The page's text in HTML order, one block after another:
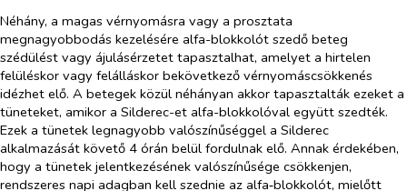
Néhány, a magas vérnyomásra vagy a prosztata
megnagyobbodás kezelésére alfa-blokkolót szedő beteg
szédülést vagy ájulásérzetet tapasztalhat, amelyet a hirtelen
felüléskor vagy felálláskor bekövetkező vérnyomáscsökkenés
idézhet elő. A betegek közül néhányan akkor tapasztalták ezeket a
tüneteket, amikor a Silderec-et alfa-blokkolóval együtt szedték.
Ezek a tünetek legnagyobb valószínűséggel a Silderec
alkalmazását követő 4 órán belül fordulnak elő. Annak érdekében,
hogy a tünetek jelentkezésének valószínűsége csökkenjen,
rendszeres napi adagban kell szednie az alfa‑blokkolót, mielőtt